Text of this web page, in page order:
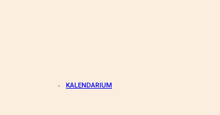
KALENDARIUM